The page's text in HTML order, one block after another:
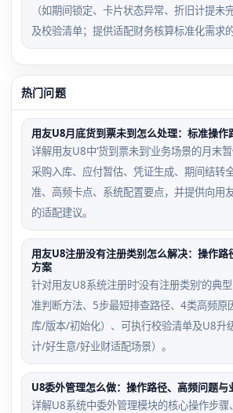
（如期间锁定、卡片状态异常、折旧计提未
及校验清单；提供适配财务核算标准化需求
热门问题
用友U8月底货到票未到怎么处理：标准操作
详解用友U8中‘货到票未到’业务场景的月末
采购入库、应付暂估、凭证生成、期间结转
准、高频卡点、系统配置要点，并提供向用
的适配建议。
用友U8注册没有注册类别怎么解决：操作路
方案
针对用友U8系统注册时‘没有注册类别’的典
准判断方法、5步最短排查路径、4类高频原
库/版本/初始化）、可执行校验清单及U8升
计/好生意/好业财适配场景）。
U8委外管理怎么做：操作路径、高频问题与
详解U8系统中委外管理模块的核心操作步骤